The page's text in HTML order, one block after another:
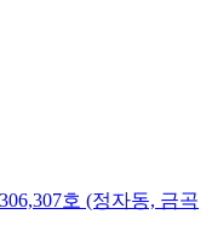
호 (정자동, 금곡